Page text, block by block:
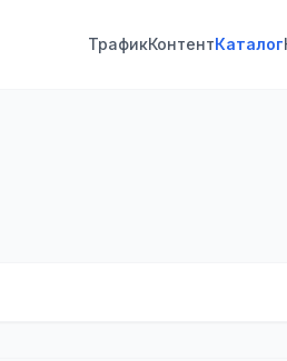
ТрафикКонтентКаталог